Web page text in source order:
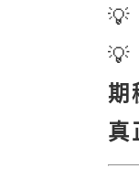
💡
💡
期
真